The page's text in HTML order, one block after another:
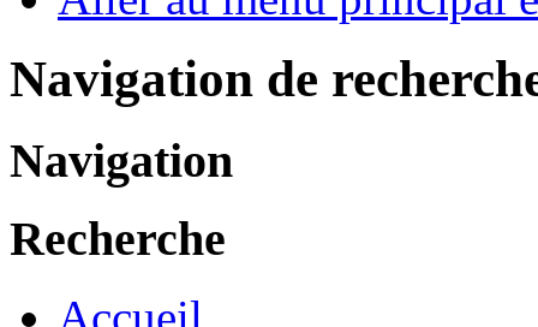
Navigation de
Navigation
Recherche